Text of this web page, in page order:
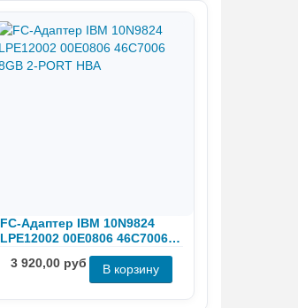
FC-Адаптер IBM 10N9824
LPE12002 00E0806 46C7006
8GB 2-PORT HBA
3 920,00 руб